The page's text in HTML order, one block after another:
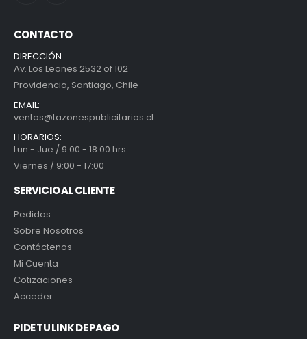
CONTACTO
DIRECCIÓN:
Av. Los Leones 2532 of 102
Providencia, Santiago, Chile
EMAIL:
ventas@tazonespublicitarios.cl
HORARIOS:
Lun - Jue / 9:00 - 18:00 hrs.
Viernes / 9:00 - 17:00
SERVICIO AL CLIENTE
Pedidos
Sobre Nosotros
Contáctenos
Mi Cuenta
Cotizaciones
Acceder
PIDE TU LINK DE PAGO